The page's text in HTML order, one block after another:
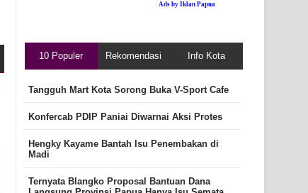
Ads by Iklan Papua
10 Populer Rekomendasi Info Kota
Tangguh Mart Kota Sorong Buka V-Sport Cafe
Konfercab PDIP Paniai Diwarnai Aksi Protes
Hengky Kayame Bantah Isu Penembakan di
Madi
Ternyata Blangko Proposal Bantuan Dana